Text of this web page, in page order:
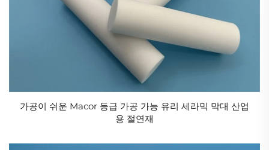
등 다양한 분야에 폭넓게 적용되고 있습니다.
이러한 산업용 세라믹스는 각자의 강점을 가지고 있으
며 널리 사용되고 있습니다. 예를 들어, 높은 경도와 내
마모성을 가진 세라믹스를 이용하여 기계 부품, 밀봉재,
절삭 공구 등의 재료를 제작하고, 내마모성, 고강도, 고
인성을 갖춘 세라믹스를 이용하여 마모 저항성 부품, 경
상부 등을 제작하며, 내식성이 높고 생체 효소와 접촉했
가공이 쉬운 Macor 등급 가공 가능 유리 세라믹 막대 산업
용 절연재